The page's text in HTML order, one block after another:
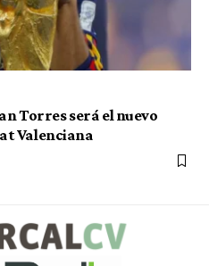
Torres será el nuevo
Valenciana